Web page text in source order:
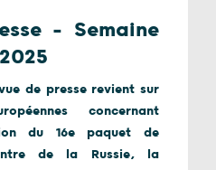
– Semaine
de presse revient sur
concernant
du 16e paquet de
de la Russie, la